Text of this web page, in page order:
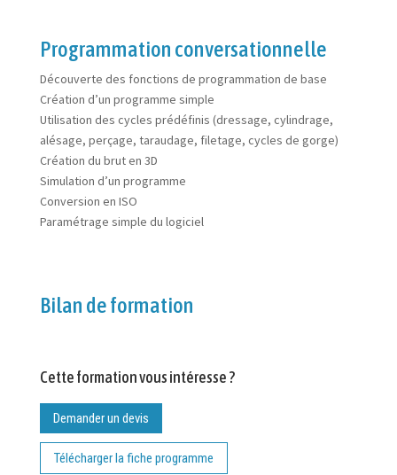
Programmation conversationnelle
Découverte des fonctions de programmation de base
Création d’un programme simple
Utilisation des cycles prédéfinis (dressage, cylindrage,
alésage, perçage, taraudage, filetage, cycles de gorge)
Création du brut en 3D
Simulation d’un programme
Conversion en ISO
Paramétrage simple du logiciel
Bilan de formation
Cette formation vous intéresse ?
Demander un devis
Télécharger la fiche programme